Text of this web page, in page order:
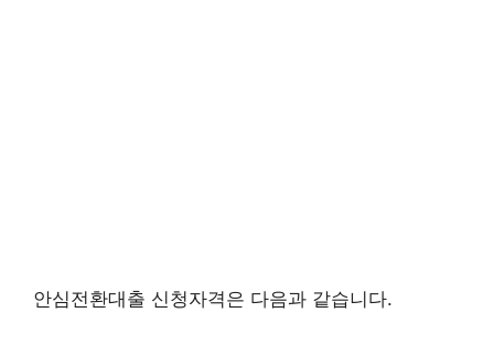
안심전환대출 신청자격은 다음과 같습니다.